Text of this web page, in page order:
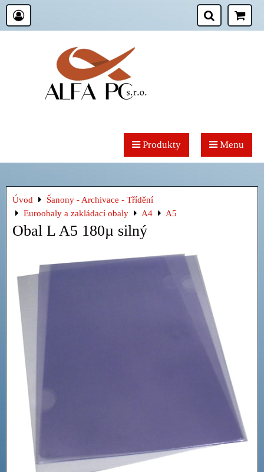
Produkty Menu
Úvod
Šanony - Archivace - Třídění
Euroobaly a zakládací obaly
A4 A5
Obal L A5 180µ silný